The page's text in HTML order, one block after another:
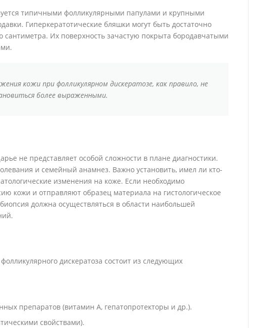
типичными фолликулярными папулами и крупными
Гиперкератотические бляшки могут быть достаточно
Их поверхность зачастую покрыта бородавчатыми
кожи при фолликулярном дискератозе, как правило, не
более выраженными.
не представляет особой сложности в плане диагностики.
и семейный анамнез. Важно установить, имел ли кто-
изменения на коже. Если необходимо
кожи и отправляют образец материала на гистологическое
должна осуществляться в области наибольшей
дискератоза состоит из следующих
препаратов (витамин A, гепатопротекторы и др.).
свойствами).